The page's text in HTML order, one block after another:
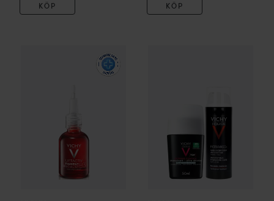
KÖP KÖP
Pigment Specialist B3 Serum 30 ml